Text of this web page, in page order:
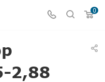
0
2,88